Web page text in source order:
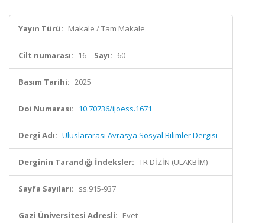
Yayın Türü: Makale / Tam Makale
Cilt numarası: 16 Sayı: 60
Basım Tarihi: 2025
Doi Numarası: 10.70736/ijoess.1671
Dergi Adı: Uluslararası Avrasya Sosyal Bilimler Dergisi
Derginin Tarandığı İndeksler: TR DİZİN (ULAKBİM)
Sayfa Sayıları: ss.915-937
Gazi Üniversitesi Adresli: Evet